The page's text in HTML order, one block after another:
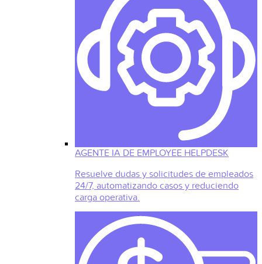
AGENTE IA DE EMPLOYEE HELPDESK
Resuelve dudas y solicitudes de empleados
24/7, automatizando casos y reduciendo
carga operativa.